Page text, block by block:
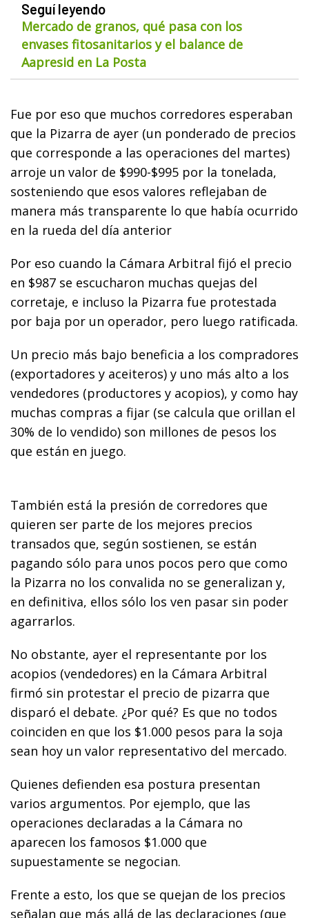
Seguí leyendo
Mercado de granos, qué pasa con los
envases fitosanitarios y el balance de
Aapresid en La Posta
Fue por eso que muchos corredores esperaban
que la Pizarra de ayer (un ponderado de precios
que corresponde a las operaciones del martes)
arroje un valor de $990-$995 por la tonelada,
sosteniendo que esos valores reflejaban de
manera más transparente lo que había ocurrido
en la rueda del día anterior
Por eso cuando la Cámara Arbitral fijó el precio
en $987 se escucharon muchas quejas del
corretaje, e incluso la Pizarra fue protestada
por baja por un operador, pero luego ratificada.
Un precio más bajo beneficia a los compradores
(exportadores y aceiteros) y uno más alto a los
vendedores (productores y acopios), y como hay
muchas compras a fijar (se calcula que orillan el
30% de lo vendido) son millones de pesos los
que están en juego.
También está la presión de corredores que
quieren ser parte de los mejores precios
transados que, según sostienen, se están
pagando sólo para unos pocos pero que como
la Pizarra no los convalida no se generalizan y,
en definitiva, ellos sólo los ven pasar sin poder
agarrarlos.
No obstante, ayer el representante por los
acopios (vendedores) en la Cámara Arbitral
firmó sin protestar el precio de pizarra que
disparó el debate. ¿Por qué? Es que no todos
coinciden en que los $1.000 pesos para la soja
sean hoy un valor representativo del mercado.
Quienes defienden esa postura presentan
varios argumentos. Por ejemplo, que las
operaciones declaradas a la Cámara no
aparecen los famosos $1.000 que
supuestamente se negocian.
Frente a esto, los que se quejan de los precios
señalan que más allá de las declaraciones (que